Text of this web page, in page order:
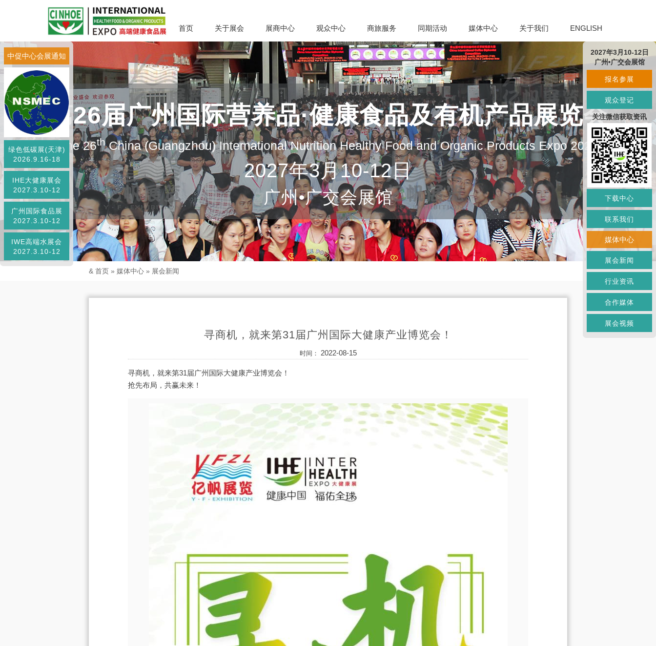
首页 关于展会 展商中心 观众中心 商旅服务 同期活动 媒体中心 关于我们 ENGLISH
第26届广州国际营养品·健康食品及有机产品展览会
The 26thChina (Guangzhou) International Nutrition Healthy Food and Organic Products Expo 2027
2027年3月10-12日
广州•广交会展馆
中促中心会展通知
绿色低碳展(天津)
2026.9.16-18
IHE大健康展会
2027.3.10-12
广州国际食品展
2027.3.10-12
IWE高端水展会
2027.3.10-12
& 首页 » 媒体中心 » 展会新闻
寻商机，就来第31届广州国际大健康产业博览会！
时间： 2022-08-15
寻商机，就来第31届广州国际大健康产业博览会！
抢先布局，共赢未来！
2027年3月10-12日
广州•广交会展馆
报名参展
观众登记
关注微信获取资讯
下载中心
联系我们
媒体中心
展会新闻
行业资讯
合作媒体
展会视频